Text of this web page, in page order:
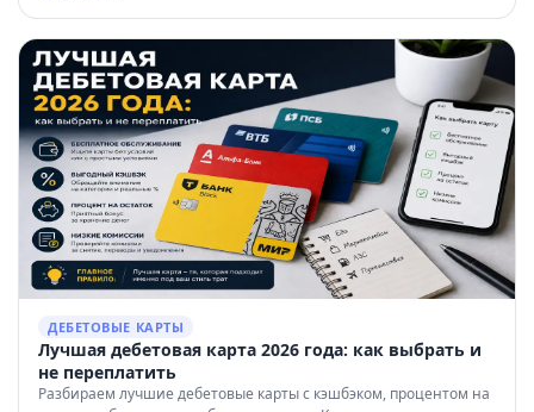
ДЕБЕТОВЫЕ КАРТЫ
Лучшая дебетовая карта 2026 года: как выбрать и
не переплатить
Разбираем лучшие дебетовые карты с кэшбэком, процентом на